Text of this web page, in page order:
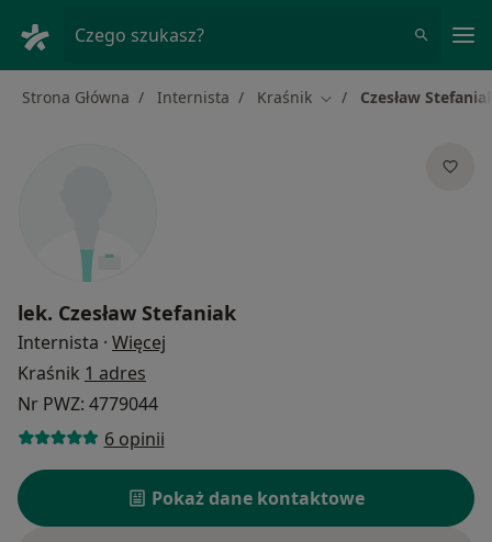
Czego szukasz?
Strona Główna Internista Kraśnik Zmień miasto
Czesław
lek. Czesław Stefaniak
Internista · Więcej
Kraśnik 1 adres
Nr PWZ: 4779044
6 opinii
Pokaż dane kontaktowe